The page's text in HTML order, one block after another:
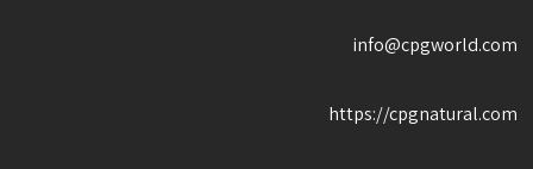
info@cpgworld.com
https://cpgnatural.com